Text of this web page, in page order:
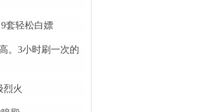
套轻松白嫖
。3小时刷一次的
烈火